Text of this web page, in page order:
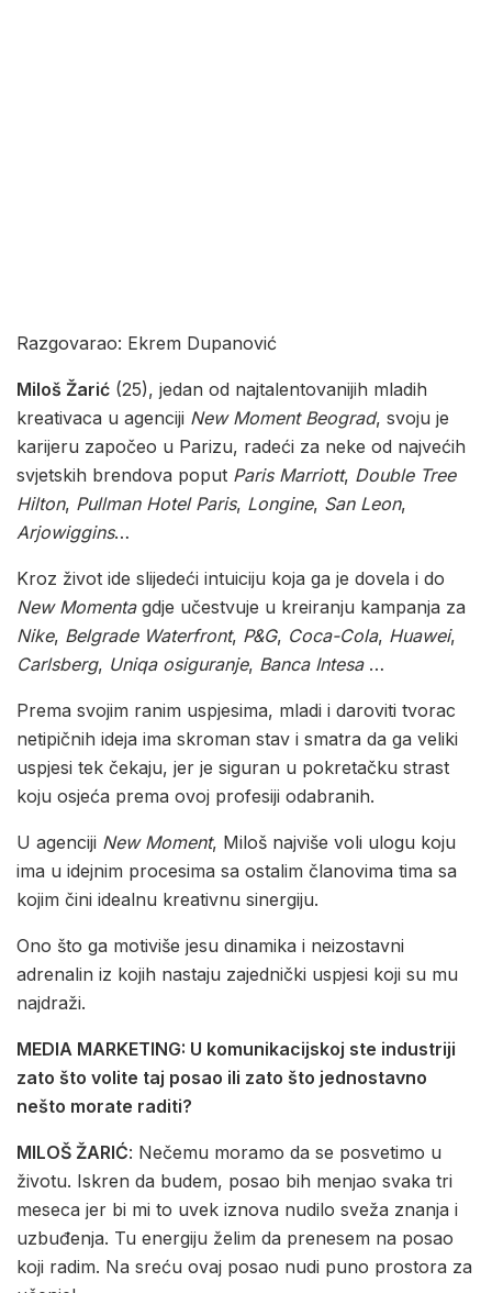
Razgovarao: Ekrem Dupanović
Miloš Žarić (25), jedan od najtalentovanijih mladih
kreativaca u agenciji New Moment Beograd, svoju je
karijeru započeo u Parizu, radeći za neke od najvećih
svjetskih brendova poput Paris Marriott, Double Tree
Hilton, Pullman Hotel Paris, Longine, San Leon,
Arjowiggins…
Kroz život ide slijedeći intuiciju koja ga je dovela i do
New Momentagdje učestvuje u kreiranju kampanja za
Nike, Belgrade Waterfront, P&G, Coca-Cola, Huawei,
Carlsberg, Uniqa osiguranje, Banca Intesa…
Prema svojim ranim uspjesima, mladi i daroviti tvorac
netipičnih ideja ima skroman stav i smatra da ga veliki
uspjesi tek čekaju, jer je siguran u pokretačku strast
koju osjeća prema ovoj profesiji odabranih.
U agenciji New Moment, Miloš najviše voli ulogu koju
ima u idejnim procesima sa ostalim članovima tima sa
kojim čini idealnu kreativnu sinergiju.
Ono što ga motiviše jesu dinamika i neizostavni
adrenalin iz kojih nastaju zajednički uspjesi koji su mu
najdraži.
MEDIA MARKETING: U komunikacijskoj ste industriji
zato što volite taj posao ili zato što jednostavno
nešto morate raditi?
MILOŠ ŽARIĆ: Nečemu moramo da se posvetimo u
životu. Iskren da budem, posao bih menjao svaka tri
meseca jer bi mi to uvek iznova nudilo sveža znanja i
uzbuđenja. Tu energiju želim da prenesem na posao
koji radim. Na sreću ovaj posao nudi puno prostora za